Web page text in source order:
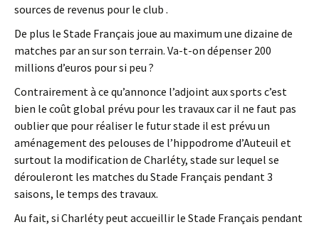
sources de revenus pour le club .
De plus le Stade Français joue au maximum une dizaine de
matches par an sur son terrain. Va-t-on dépenser 200
millions d’euros pour si peu ?
Contrairement à ce qu’annonce l’adjoint aux sports c’est
bien le coût global prévu pour les travaux car il ne faut pas
oublier que pour réaliser le futur stade il est prévu un
aménagement des pelouses de l’hippodrome d’Auteuil et
surtout la modification de Charléty, stade sur lequel se
dérouleront les matches du Stade Français pendant 3
saisons, le temps des travaux.
Au fait, si Charléty peut accueillir le Stade Français pendant